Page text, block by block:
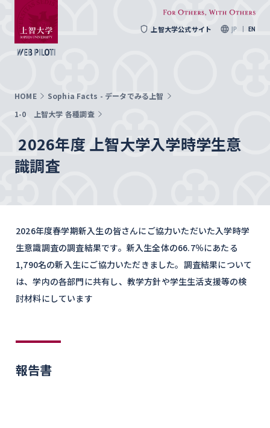
上智大学公式サイト JP EN
HOME
Sophia Facts - データでみる上智
1-0 上智大学 各種調査
2026年度 上智大学入学時学生意
識調査
2026年度春学期新入生の皆さんにご協力いただいた入学時学
生意識調査の調査結果です。新入生全体の66.7％にあたる
1,790名の新入生にご協力いただきました。調査結果について
は、学内の各部門に共有し、教学方針や学生生活支援等の検
討材料にしています
報告書